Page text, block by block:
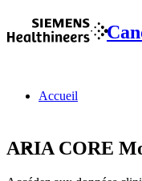
Accueil
ARIA CORE